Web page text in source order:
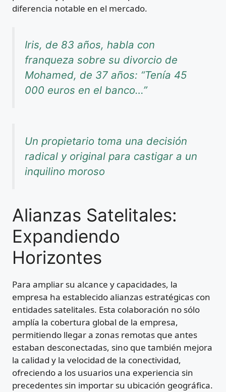
diferencia notable en el mercado.
Iris, de 83 años, habla con
franqueza sobre su divorcio de
Mohamed, de 37 años: “Tenía 45
000 euros en el banco…”
Un propietario toma una decisión
radical y original para castigar a un
inquilino moroso
Alianzas Satelitales:
Expandiendo
Horizontes
Para ampliar su alcance y capacidades, la
empresa ha establecido alianzas estratégicas con
entidades satelitales. Esta colaboración no sólo
amplía la cobertura global de la empresa,
permitiendo llegar a zonas remotas que antes
estaban desconectadas, sino que también mejora
la calidad y la velocidad de la conectividad,
ofreciendo a los usuarios una experiencia sin
precedentes sin importar su ubicación geográfica.